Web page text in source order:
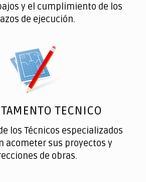
y el cumplimiento de los
de ejecución.
TECNICO
los Técnicos especializados
acometer sus proyectos y
de obras.